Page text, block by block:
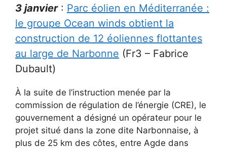
3 janvier: Parc éolien en Méditerranée :
le groupe Ocean winds obtient la
construction de 12 éoliennes flottantes
au large de Narbonne (Fr3 – Fabrice
Dubault)
À la suite de l’instruction menée par la
commission de régulation de l’énergie (CRE), le
gouvernement a désigné un opérateur pour le
projet situé dans la zone dite Narbonnaise, à
plus de 25 km des côtes, entre Agde dans